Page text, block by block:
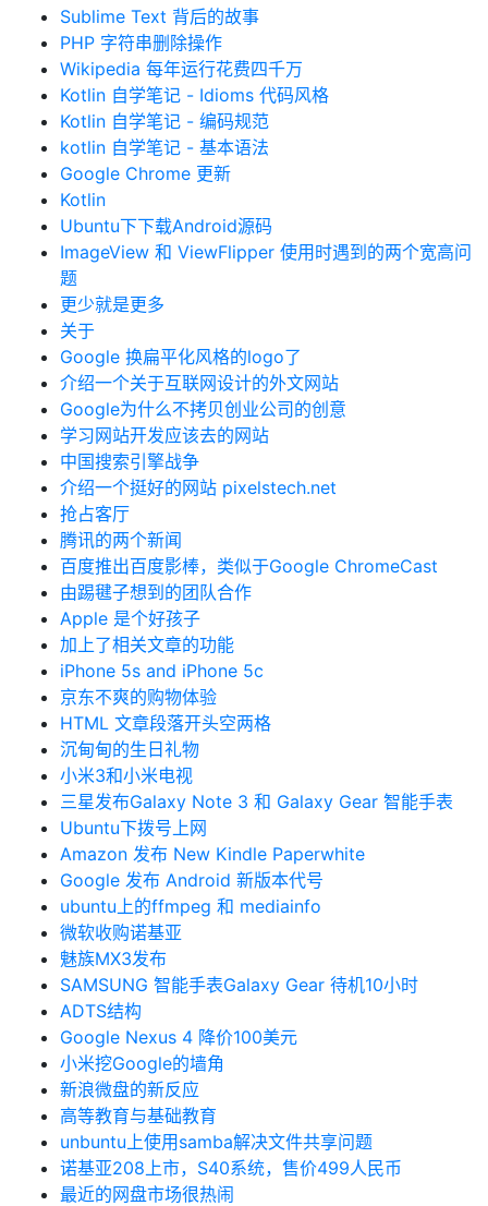
Sublime Text 背后的故事
PHP 字符串删除操作
Wikipedia 每年运行花费四千万
Kotlin 自学笔记 - Idioms 代码风格
Kotlin 自学笔记 - 编码规范
kotlin 自学笔记 - 基本语法
Google Chrome 更新
Kotlin
Ubuntu下下载Android源码
ImageView 和 ViewFlipper 使用时遇到的两个宽高问
题
更少就是更多
关于
Google 换扁平化风格的logo了
介绍一个关于互联网设计的外文网站
Google为什么不拷贝创业公司的创意
学习网站开发应该去的网站
中国搜索引擎战争
介绍一个挺好的网站 pixelstech.net
抢占客厅
腾讯的两个新闻
百度推出百度影棒，类似于Google ChromeCast
由踢毽子想到的团队合作
Apple 是个好孩子
加上了相关文章的功能
iPhone 5s and iPhone 5c
京东不爽的购物体验
HTML 文章段落开头空两格
沉甸甸的生日礼物
小米3和小米电视
三星发布Galaxy Note 3 和 Galaxy Gear 智能手表
Ubuntu下拨号上网
Amazon 发布 New Kindle Paperwhite
Google 发布 Android 新版本代号
ubuntu上的ffmpeg 和 mediainfo
微软收购诺基亚
魅族MX3发布
SAMSUNG 智能手表Galaxy Gear 待机10小时
ADTS结构
Google Nexus 4 降价100美元
小米挖Google的墙角
新浪微盘的新反应
高等教育与基础教育
unbuntu上使用samba解决文件共享问题
诺基亚208上市，S40系统，售价499人民币
最近的网盘市场很热闹